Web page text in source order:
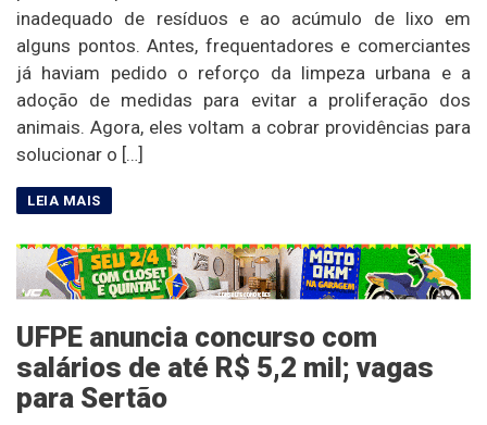
inadequado de resíduos e ao acúmulo de lixo em
alguns pontos. Antes, frequentadores e comerciantes
já haviam pedido o reforço da limpeza urbana e a
adoção de medidas para evitar a proliferação dos
animais. Agora, eles voltam a cobrar providências para
solucionar o […]
UFPE anuncia concurso com
salários de até R$ 5,2 mil; vagas
para Sertão